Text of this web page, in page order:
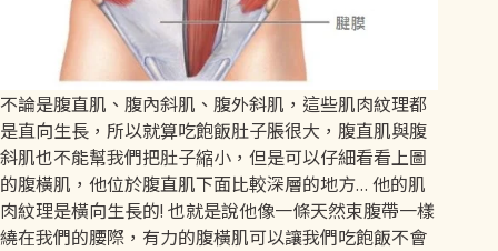
不論是腹直肌、腹內斜肌、腹外斜肌，這些肌肉紋理都
是直向生長，所以就算吃飽飯肚子脹很大，腹直肌與腹
斜肌也不能幫我們把肚子縮小，但是可以仔細看看上圖
的腹橫肌，他位於腹直肌下面比較深層的地方… 他的肌
肉紋理是橫向生長的! 也就是說他像一條天然束腹帶一樣
繞在我們的腰際，有力的腹橫肌可以讓我們吃飽飯不會